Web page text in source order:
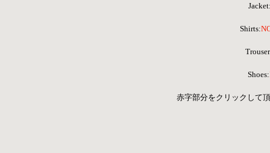
Shirts:
Shoes:
赤字部分をクリックして